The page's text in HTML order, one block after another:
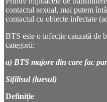
contactul sexual, mai putem
contactul cu obiecte infectate
BTS este o infecţie cauzată de
categorii:
a) BTS majore din care fac
Sifilisul (luesul)
Definiție